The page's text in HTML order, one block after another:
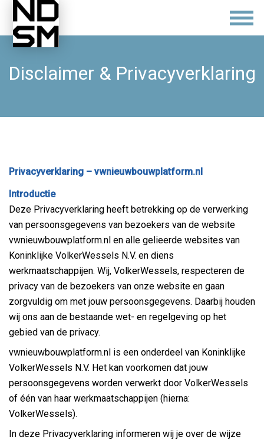
Disclaimer & Privacyverklaring
Privacyverklaring – vwnieuwbouwplatform.nl
Introductie
Deze Privacyverklaring heeft betrekking op de verwerking
van persoonsgegevens van bezoekers van de website
vwnieuwbouwplatform.nl en alle gelieerde websites van
Koninklijke VolkerWessels N.V. en diens
werkmaatschappijen. Wij, VolkerWessels, respecteren de
privacy van de bezoekers van onze website en gaan
zorgvuldig om met jouw persoonsgegevens. Daarbij houden
wij ons aan de bestaande wet- en regelgeving op het
gebied van de privacy.
vwnieuwbouwplatform.nl is een onderdeel van Koninklijke
VolkerWessels N.V. Het kan voorkomen dat jouw
persoonsgegevens worden verwerkt door VolkerWessels
of één van haar werkmaatschappijen (hierna:
VolkerWessels).
In deze Privacyverklaring informeren wij je over de wijze